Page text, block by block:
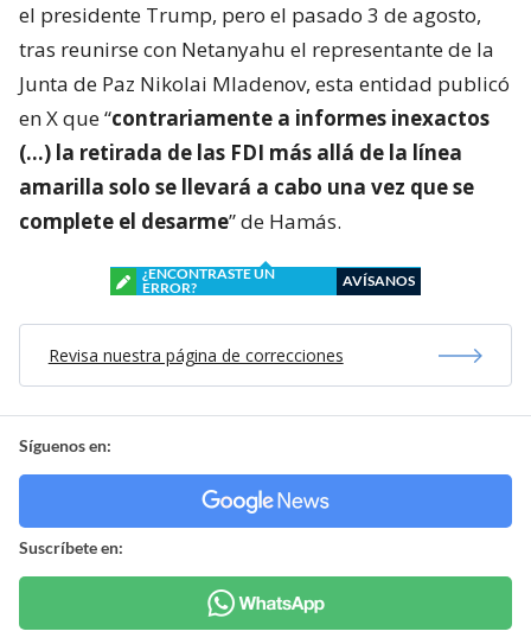
el presidente Trump, pero el pasado 3 de agosto,
tras reunirse con Netanyahu el representante de la
Junta de Paz Nikolai Mladenov, esta entidad publicó
en X que “contrariamente a informes inexactos
(…) la retirada de las FDI más allá de la línea
amarilla solo se llevará a cabo una vez que se
complete el desarme” de Hamás.
¿ENCONTRASTE UN
ERROR?
AVÍSANOS
Revisa nuestra página de correcciones
Síguenos en:
Suscríbete en: